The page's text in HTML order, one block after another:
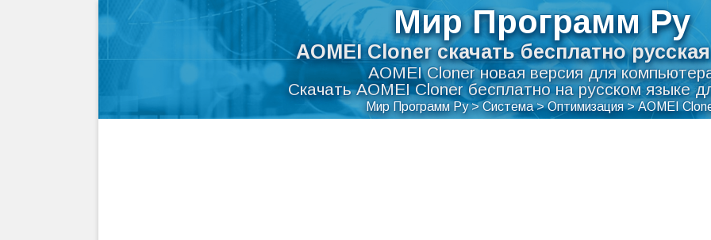
Мир Программ Ру
AOMEI Cloner скачать бесплатно
AOMEI Cloner новая версия для
Скачать AOMEI Cloner бесплатно на русском языке
Мир Программ Ру> Система>Оптимизация>AOMEI